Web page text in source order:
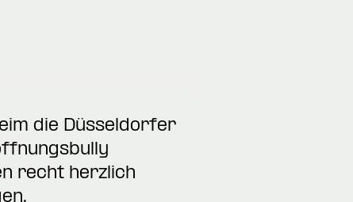
die Düsseldorfer
recht herzlich